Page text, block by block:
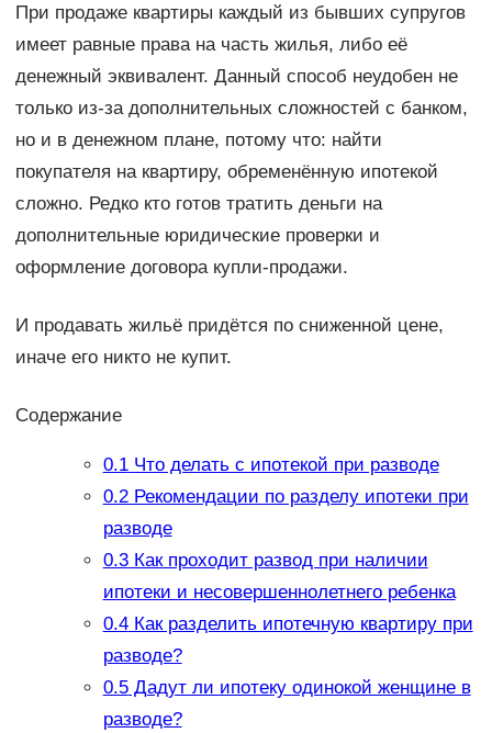
При продаже квартиры каждый из бывших супругов
имеет равные права на часть жилья, либо её
денежный эквивалент. Данный способ неудобен не
только из-за дополнительных сложностей с банком,
но и в денежном плане, потому что: найти
покупателя на квартиру, обременённую ипотекой
сложно. Редко кто готов тратить деньги на
дополнительные юридические проверки и
оформление договора купли-продажи.
И продавать жильё придётся по сниженной цене,
иначе его никто не купит.
Содержание
0.1Что делать с ипотекой при разводе
0.2Рекомендации по разделу ипотеки при
разводе
0.3Как проходит развод при наличии
ипотеки и несовершеннолетнего ребенка
0.4Как разделить ипотечную квартиру при
разводе?
0.5Дадут ли ипотеку одинокой женщине в
разводе?